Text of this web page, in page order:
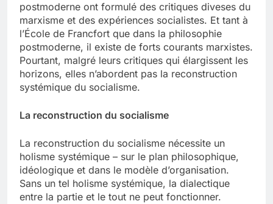
postmoderne ont formulé des critiques diveses du
marxisme et des expériences socialistes. Et tant à
l’École de Francfort que dans la philosophie
postmoderne, il existe de forts courants marxistes.
Pourtant, malgré leurs critiques qui élargissent les
horizons, elles n’abordent pas la reconstruction
systémique du socialisme.
La reconstruction du socialisme
La reconstruction du socialisme nécessite un
holisme systémique – sur le plan philosophique,
idéologique et dans le modèle d’organisation.
Sans un tel holisme systémique, la dialectique
entre la partie et le tout ne peut fonctionner.